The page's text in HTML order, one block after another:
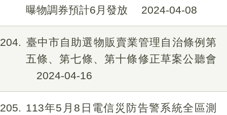
曝物調券預計6月發放
2024-04-08
204
臺中市自助選物販賣業管理自治條例第
五條、第七條、第十條修正草案公聽會
2024-04-16
205
113年5月8日電信災防告警系統全區測